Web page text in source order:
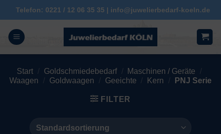
Zum
Inhalt
springen
Telefon: 0221 / 12 06 35 35 | info@juwelierbedarf-koeln.de
Start / Goldschmiedebedarf / Maschinen / Geräte
/
Waagen
/ Goldwaagen / Geeichte / Kern / PNJ Serie
FILTER